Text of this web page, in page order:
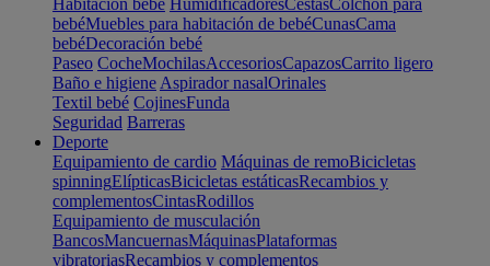
Habitación bebé HumidificadoresCestasColchón para
bebéMuebles para habitación de bebéCunasCama
bebéDecoración bebé
Paseo CocheMochilasAccesoriosCapazosCarrito ligero
Baño e higiene Aspirador nasalOrinales
Textil bebé CojinesFunda
Seguridad Barreras
Deporte
Equipamiento de cardio Máquinas de remoBicicletas
spinningElípticasBicicletas estáticasRecambios y
complementosCintasRodillos
Equipamiento de musculación
BancosMancuernasMáquinasPlataformas
vibratoriasRecambios y complementos